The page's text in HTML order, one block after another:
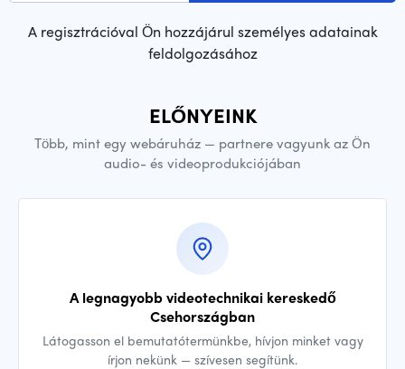
A regisztrációval Ön hozzájárul személyes adatainak
feldolgozásához
ELŐNYEINK
Több, mint egy webáruház — partnere vagyunk az Ön
audio- és videoprodukciójában
A legnagyobb videotechnikai kereskedő
Csehországban
Látogasson el bemutatótermünkbe, hívjon minket vagy
írjon nekünk — szívesen segítünk.